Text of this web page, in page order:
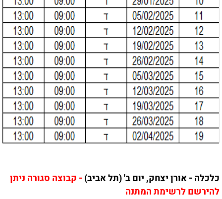
כלכלה - אורן יצחק, יום ב' (תל אביב)- קבוצה סגורה ניתן
להירשם לרשימת המתנה